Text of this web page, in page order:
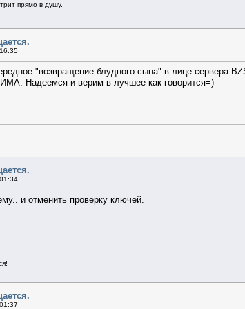
прямо в душу.
"возвращение блудного сына" в лице сервера
Надеемся и верим в лучшее как говорится=)
и отменить проверку ключей.